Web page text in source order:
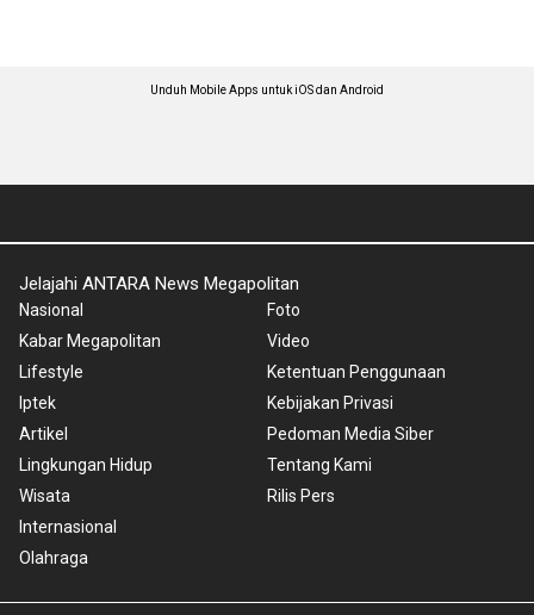
Unduh Mobile Apps untuk iOS dan Android
Jelajahi ANTARA News Megapolitan
Nasional
Kabar Megapolitan
Lifestyle
Iptek
Artikel
Lingkungan Hidup
Wisata
Internasional
Olahraga
Foto
Video
Ketentuan Penggunaan
Kebijakan Privasi
Pedoman Media Siber
Tentang Kami
Rilis Pers